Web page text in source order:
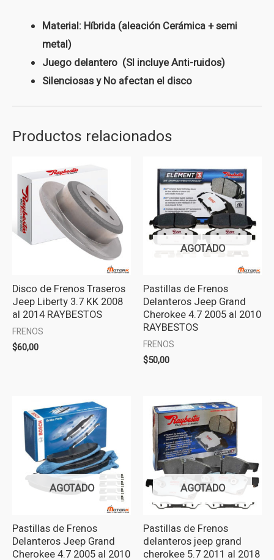
Material: Híbrida (aleación Cerámica + semi
metal)
Juego delantero (SI incluye Anti-ruidos)
Silenciosas y No afectan el disco
Productos relacionados
Disco de Frenos Traseros
Jeep Liberty 3.7 KK 2008
al 2014 RAYBESTOS
FRENOS
$60,00
AGOTADO
Pastillas de Frenos
Delanteros Jeep Grand
Cherokee 4.7 2005 al 2010
RAYBESTOS
FRENOS
$50,00
AGOTADO
Pastillas de Frenos
Delanteros Jeep Grand
Cherokee 4.7 2005 al 2010
AGOTADO
Pastillas de Frenos
delanteros jeep grand
cherokee 5.7 2011 al 2018